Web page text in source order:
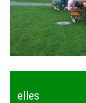
elles